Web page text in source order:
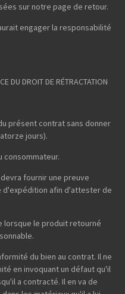
sur notre page de retour.
engager la responsabilité
DU DROIT DE RÉTRACTATION
présent contrat sans donner
jours).
consommateur.
fournir une preuve
d'expédition afin d'attester de
lorsque le produit retourné
du bien au contrat. Il ne
en invoquant un défaut qu'il
a contracté. Il en va de